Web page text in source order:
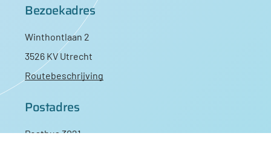
Bezoekadres
Winthontlaan 2
3526 KV Utrecht
Routebeschrijving
Postadres
Postbus 3021